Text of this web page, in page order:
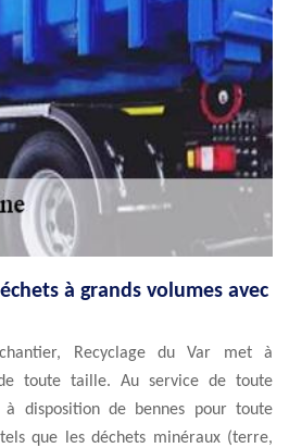
à grands volumes avec
Recyclage du Var met à
toute taille. Au service de toute
à disposition de bennes pour toute
que les déchets minéraux (terre,